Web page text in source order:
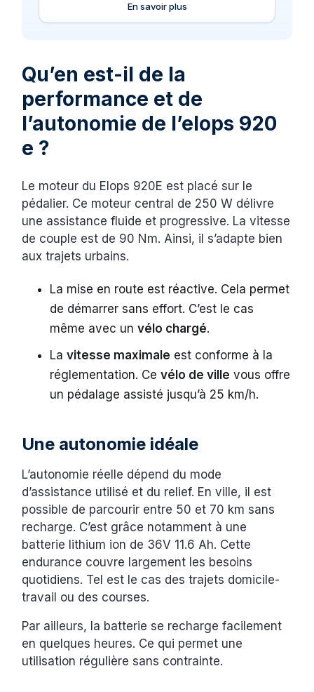
En savoir plus
Qu’en est-il de la
performance et de
l’autonomie de l’elops 920
e ?
Le moteur du Elops 920E est placé sur le
pédalier. Ce moteur central de 250 W délivre
une assistance fluide et progressive. La vitesse
de couple est de 90 Nm. Ainsi, il s’adapte bien
aux trajets urbains.
La mise en route est réactive. Cela permet
de démarrer sans effort. C’est le cas
même avec unvélo chargé.
Lavitesse maximale est conforme à la
réglementation. Cevélo de ville vous offre
un pédalage assisté jusqu’à 25 km/h.
Une autonomie idéale
L’autonomie réelle dépend du mode
d’assistance utilisé et du relief. En ville, il est
possible de parcourir entre 50 et 70 km sans
recharge. C’est grâce notamment à une
batterie lithium ion de 36V 11.6 Ah. Cette
endurance couvre largement les besoins
quotidiens. Tel est le cas des trajets domicile-
travail ou des courses.
Par ailleurs, la batterie se recharge facilement
en quelques heures. Ce qui permet une
utilisation régulière sans contrainte.